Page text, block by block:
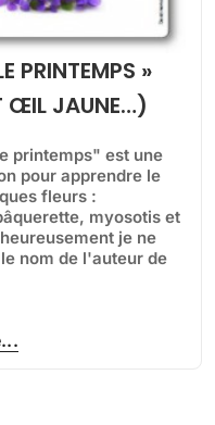
PRINTEMPS »
ŒIL JAUNE…)
printemps" est une
pour apprendre le
fleurs :
myosotis et
je ne
nom de l'auteur de